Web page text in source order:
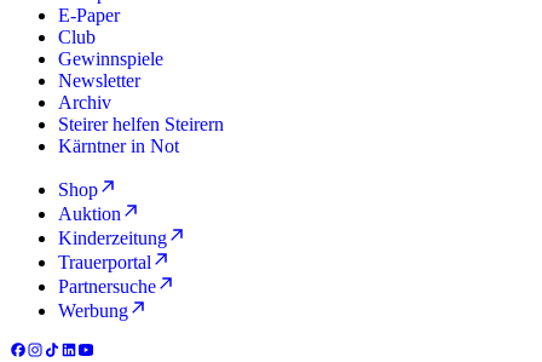
E-Paper
Club
Gewinnspiele
Newsletter
Archiv
Steirer helfen Steirern
Kärntner in Not
Shop
Auktion
Kinderzeitung
Trauerportal
Partnersuche
Werbung